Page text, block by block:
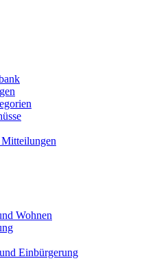
Wohnen
Einbürgerung